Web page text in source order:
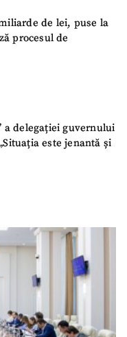
de lei, puse la
procesul de
a delegației guvernului
este jenantă și